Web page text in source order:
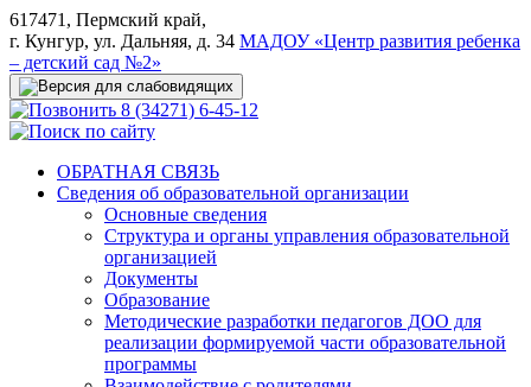
617471, Пермский край,
г. Кунгур, ул. Дальняя, д. 34 МАДОУ «Центр развития ребенка
– детский сад №2»
8 (34271) 6-45-12
ОБРАТНАЯ СВЯЗЬ
Сведения об образовательной организации
Основные сведения
Структура и органы управления образовательной
организацией
Документы
Образование
Методические разработки педагогов ДОО для
реализации формируемой части образовательной
программы